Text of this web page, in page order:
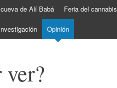
de Alí Babá Feria del cannabis
Opinión
ver?